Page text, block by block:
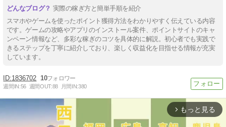
実際の稼ぎ方と簡単手順を紹介
スマホやゲームを使ったポイント獲得方法をわかりやすく伝えている内容
です。ゲームの攻略やアプリのインストール案件、ポイントサイトのキャ
ンペーン情報など、多彩な稼ぎのコツを具体的に解説。初心者でも実践で
きるステップを丁寧に紹介しており、楽しく収益化を目指せる情報が充実
しています。
1836702 10
週間IN:56 週間OUT:88 月間IN:380
arrow_forward_ios もっと見る